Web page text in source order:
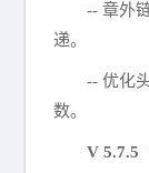
-- 章外
递。
-- 优化
数。
V 5.7.5